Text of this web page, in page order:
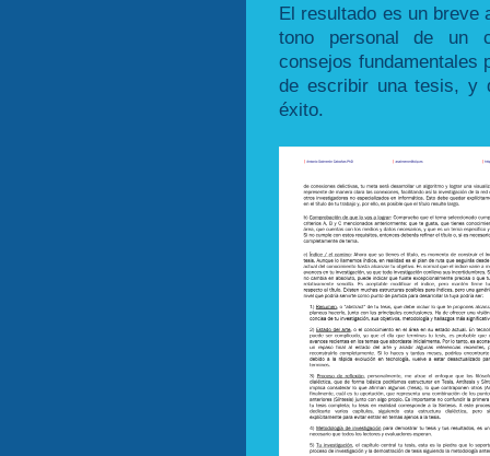
El resultado es un breve
tono personal de un
consejos fundamentales
de escribir una tesis, y
éxito.